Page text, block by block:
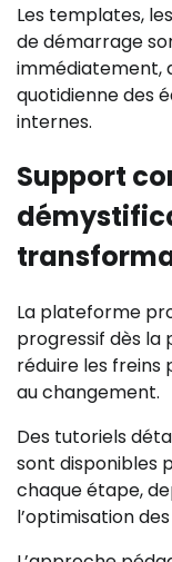
Les templates,
de démarrage
immédiatement,
quotidienne des
internes.
Support
La plateforme
progressif dès la
réduire les freins
au changement.
Des tutoriels
sont disponibles
chaque étape,
l’optimisation